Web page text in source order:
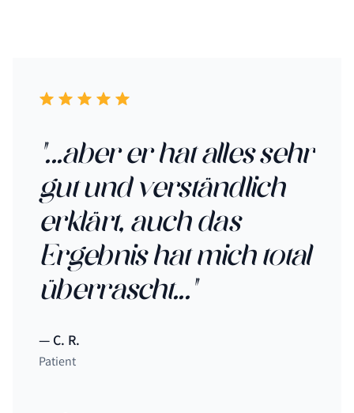
"...aber er hat alles sehr
gut und verständlich
erklärt, auch das
Ergebnis hat mich total
überrascht..."
C. R.
Patient